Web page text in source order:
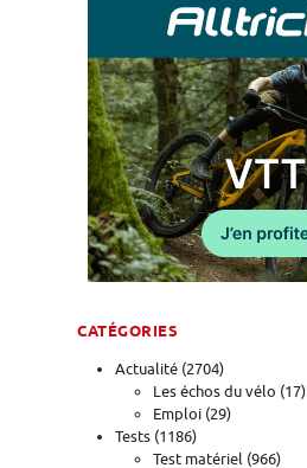
CATÉGORIES
Actualité (2704)
Les échos du vélo (17)
Emploi (29)
Tests (1186)
Test matériel (966)